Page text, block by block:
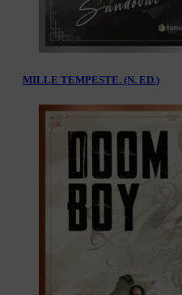
MILLE TEMPESTE. (N. ED.)